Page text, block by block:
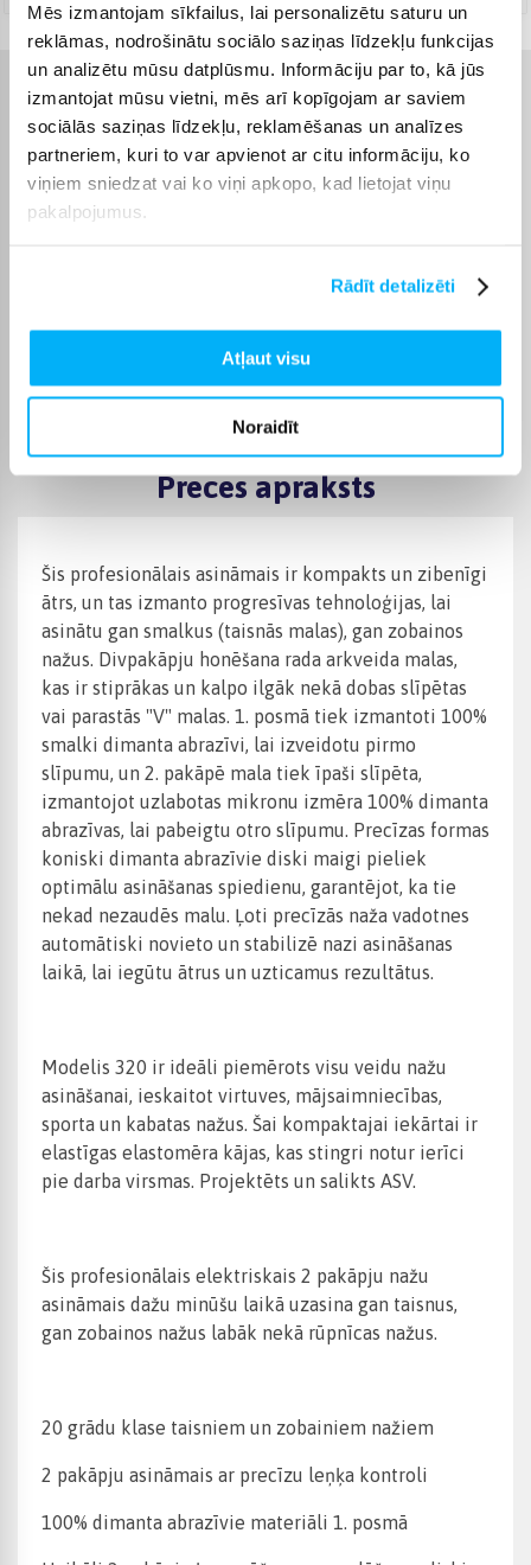
Mēs izmantojam sīkfailus, lai personalizētu saturu un
reklāmas, nodrošinātu sociālo saziņas līdzekļu funkcijas
un analizētu mūsu datplūsmu. Informāciju par to, kā jūs
izmantojat mūsu vietni, mēs arī kopīgojam ar saviem
sociālās saziņas līdzekļu, reklamēšanas un analīzes
partneriem, kuri to var apvienot ar citu informāciju, ko
viņiem sniedzat vai ko viņi apkopo, kad lietojat viņu
pakalpojumus.
Rādīt detalizēti
Atļaut visu
Noraidīt
Raksturlielumi
Ražotājs Chef's Choice
Garantijas laiks
Balts
Preces apraksts
Šis profesionālais asināmais ir kompakts un zibenīgi
ātrs, un tas izmanto progresīvas tehnoloģijas, lai
asinātu gan smalkus (taisnās malas), gan zobainos
nažus. Divpakāpju honēšana rada arkveida malas,
kas ir stiprākas un kalpo ilgāk nekā dobas slīpētas
vai parastās "V" malas. 1. posmā tiek izmantoti 100%
smalki dimanta abrazīvi, lai izveidotu pirmo
slīpumu, un 2. pakāpē mala tiek īpaši slīpēta,
izmantojot uzlabotas mikronu izmēra 100% dimanta
abrazīvas, lai pabeigtu otro slīpumu. Precīzas formas
koniski dimanta abrazīvie diski maigi pieliek
optimālu asināšanas spiedienu, garantējot, ka tie
nekad nezaudēs malu. Ļoti precīzās naža vadotnes
automātiski novieto un stabilizē nazi asināšanas
laikā, lai iegūtu ātrus un uzticamus rezultātus.
Modelis 320 ir ideāli piemērots visu veidu nažu
asināšanai, ieskaitot virtuves, mājsaimniecības,
sporta un kabatas nažus. Šai kompaktajai iekārtai ir
elastīgas elastomēra kājas, kas stingri notur ierīci
pie darba virsmas. Projektēts un salikts ASV.
Šis profesionālais elektriskais 2 pakāpju nažu
asināmais dažu minūšu laikā uzasina gan taisnus,
gan zobainos nažus labāk nekā rūpnīcas nažus.
20 grādu klase taisniem un zobainiem nažiem
2 pakāpju asināmais ar precīzu leņķa kontroli
100% dimanta abrazīvie materiāli 1. posmā